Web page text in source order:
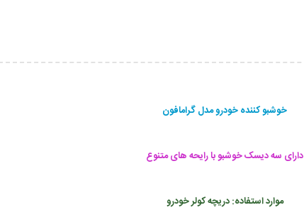
خوشبو کننده خودرو مدل گرامافون
دارای سه دیسک خوشبو با رایحه های متنوع
موارد استفاده: دریچه کولر خودرو